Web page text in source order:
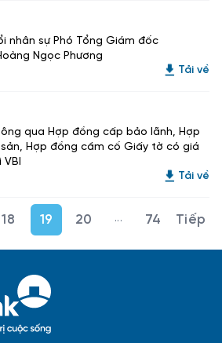
nhân sự Phó Tổng Giám đốc
Ngọc Phương
Tải về
qua Hợp đồng cấp bảo lãnh, Hợp
Hợp đồng cầm cố Giấy tờ có giá
Tải về
trung gian Use TAB to navigate.
18 19 20 ...Trang trung gian
74